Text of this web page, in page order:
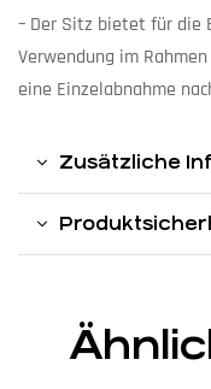
– Der Sitz bietet für die
Verwendung im
eine Einzelabnahme
Zusätzliche